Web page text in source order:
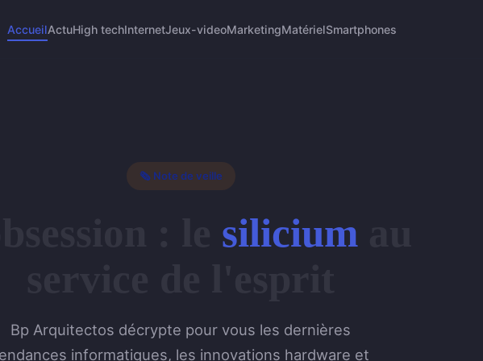
AccueilActuHigh techInternetJeux-videoMarketingMatérielSmartphones
🗞️ Note de veille
siliciumau
Bp Arquitectos décrypte pour vous les dernières
informatiques, les innovations hardware et